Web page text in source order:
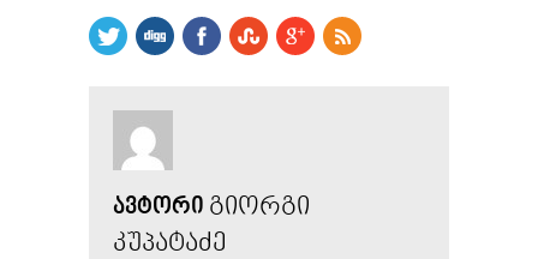
ᲐᲕᲢᲝᲠᲘ ᲒᲘᲝᲠᲒᲘ
ᲙᲣᲞᲐᲢᲐᲫᲔ